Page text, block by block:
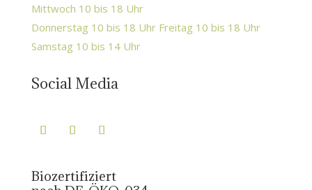
Mittwoch 10 bis 18 Uhr
Donnerstag 10 bis 18 Uhr Freitag 10 bis 18 Uhr
Samstag 10 bis 14 Uhr
Social Media
Biozertifiziert